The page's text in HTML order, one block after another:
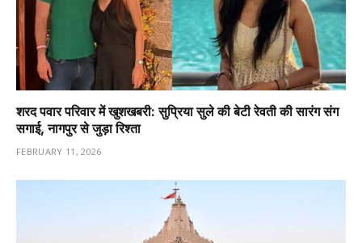
शरद पवार परिवार में खुशखबरी: सुप्रिया सुले की बेटी रेवती की सारंग संग
सगाई, नागपुर से जुड़ा रिश्ता
FEBRUARY 11, 2026